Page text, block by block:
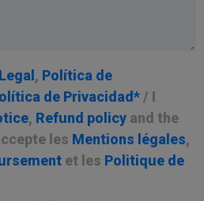
, Política de
de Privacidad* / I
, Refund policy and the
les Mentions légales,
et les Politique de